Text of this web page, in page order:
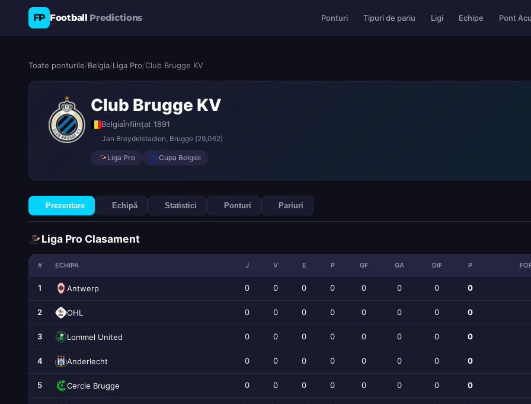
FP Football Predictions Ponturi Tipuri de pariu Ligi Echipe Pont
Toate ponturile/Belgia/Liga Pro/Club Brugge KV
Club Brugge KV
BelgiaÎnființat 1891
Jan Breydelstadion, Brugge (29,062)
Liga Pro Cupa Belgiei
Prezentare Echipă Statistici Ponturi Pariuri
Liga Pro Clasament
# ECHIPA J V E P GF GA DIF P
1 Antwerp 0 0 0 0 0 0 0 0
2 OHL 0 0 0 0 0 0 0 0
3 Lommel United 0 0 0 0 0 0 0 0
4 Anderlecht 0 0 0 0 0 0 0 0
5 Cercle Brugge 0 0 0 0 0 0 0 0